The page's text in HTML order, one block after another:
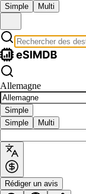
Simple Multi
Allemagne
Simple
Simple
Multi
Rédiger un avis